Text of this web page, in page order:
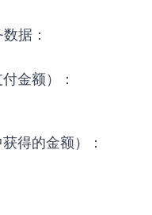
据：
金额）：
得的金额）：